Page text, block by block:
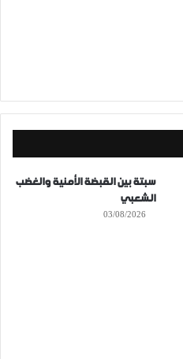
سبتة بين القبضة الأمنية والغضب
الشعبي
03/08/2026